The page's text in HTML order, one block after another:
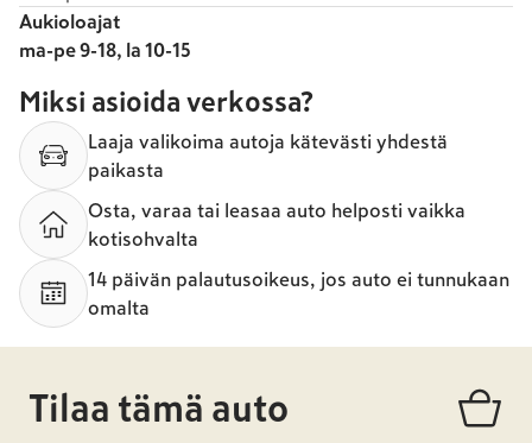
Aukioloajat
ma-pe 9-18, la 10-15
Miksi asioida verkossa?
Laaja valikoima autoja kätevästi yhdestä
paikasta
Osta, varaa tai leasaa auto helposti vaikka
kotisohvalta
14 päivän palautusoikeus, jos auto ei tunnukaan
omalta
Tilaa tämä auto